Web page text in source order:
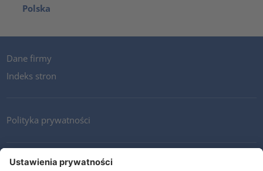
Polska
Dane firmy
Indeks stron
Polityka prywatności